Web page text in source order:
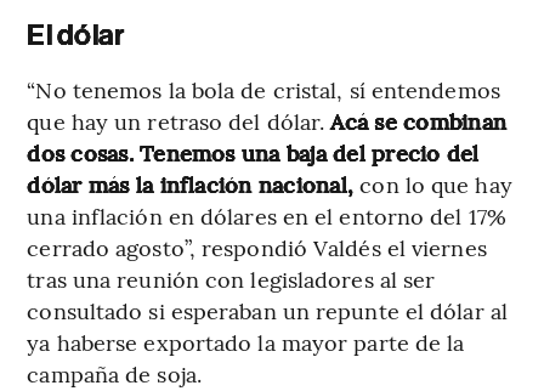
El dólar
“No tenemos la bola de cristal, sí entendemos
que hay un retraso del dólar.Acá se combinan
dos cosas. Tenemos una baja del precio del
dólar más la inflación nacional,con lo que hay
una inflación en dólares en el entorno del 17%
cerrado agosto”, respondió Valdés el viernes
tras una reunión con legisladores al ser
consultado si esperaban un repunte el dólar al
ya haberse exportado la mayor parte de la
campaña de soja.